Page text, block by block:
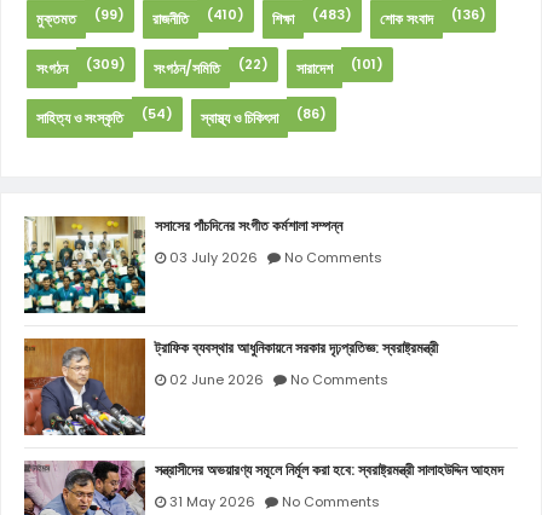
মুক্তমত (99) রাজনীতি (410) শিক্ষা (483) শোক সংবাদ (136)
সংগঠন (309) সংগঠন/সমিতি (22) সারাদেশ (101)
সাহিত্য ও সংস্কৃতি (54) স্বাস্থ্য ও চিকিৎসা (86)
সসাসের পাঁচদিনের সংগীত কর্মশালা সম্পন্ন
03 July 2026 No Comments
ট্রাফিক ব্যবস্থার আধুনিকায়নে সরকার দৃঢ়প্রতিজ্ঞ: স্বরাষ্ট্রমন্ত্রী
02 June 2026 No Comments
সন্ত্রাসীদের অভয়ারণ্য সমূলে নির্মূল করা হবে: স্বরাষ্ট্রমন্ত্রী সালাহউদ্দিন আহমদ
31 May 2026 No Comments